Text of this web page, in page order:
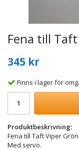
Fena till
345 kr
Finns i lager för
Produktbeskrivning:
Fena till Taft Viper Grön.
Med servo.